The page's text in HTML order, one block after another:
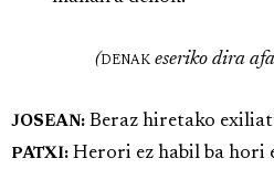
(denakeseriko dira
JOSEAN: Beraz hiretako
PATXI: Herori ez habil ba hori